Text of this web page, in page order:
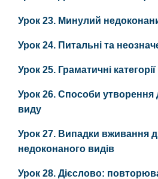
Урок 23. Минулий
Урок 24. Питальні та
Урок 25. Граматичні
Урок 26. Способи утворення
виду
Урок 27. Випадки вживання
недоконаного видів
Урок 28. Дієслово: